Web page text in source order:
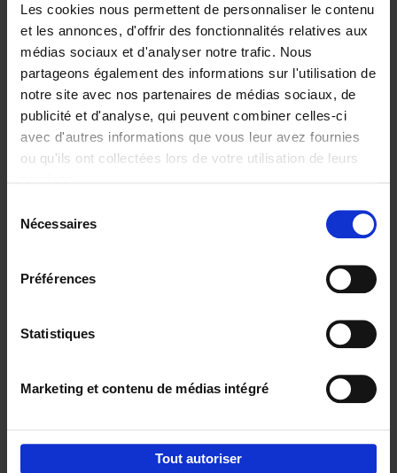
Les cookies nous permettent de personnaliser le contenu
et les annonces, d'offrir des fonctionnalités relatives aux
médias sociaux et d'analyser notre trafic. Nous
partageons également des informations sur l'utilisation de
notre site avec nos partenaires de médias sociaux, de
publicité et d'analyse, qui peuvent combiner celles-ci
avec d'autres informations que vous leur avez fournies
ou qu'ils ont collectées lors de votre utilisation de leurs
Nécessaires
Préférences
Statistiques
Marketing et contenu de médias intégré
Tout autoriser
Building Bonds = Building
Business
Jochen Roef Jozefien De Feyter
Carolien Boom
Couverture souple
2025 200
€29,99
Digital marketing like a PRO -
completely revised edition (EN)